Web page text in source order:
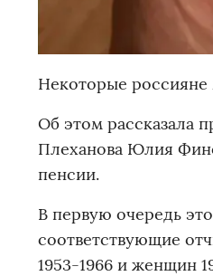
Некоторые россияне
Об этом рассказала
Плеханова Юлия
пенсии.
В первую очередь
соответствующие
1953-1966 и женщин